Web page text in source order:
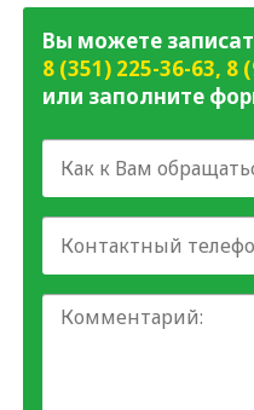
Вы можете
8 (351) 225-36-63, 8
или заполните